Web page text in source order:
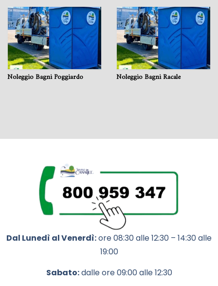
Noleggio Bagni Poggiardo Noleggio Bagni Racale
Dal Lunedì al Venerdì:ore 08:30 alle 12:30 – 14:30 alle
19:00
Sabato:dalle ore 09:00 alle 12:30